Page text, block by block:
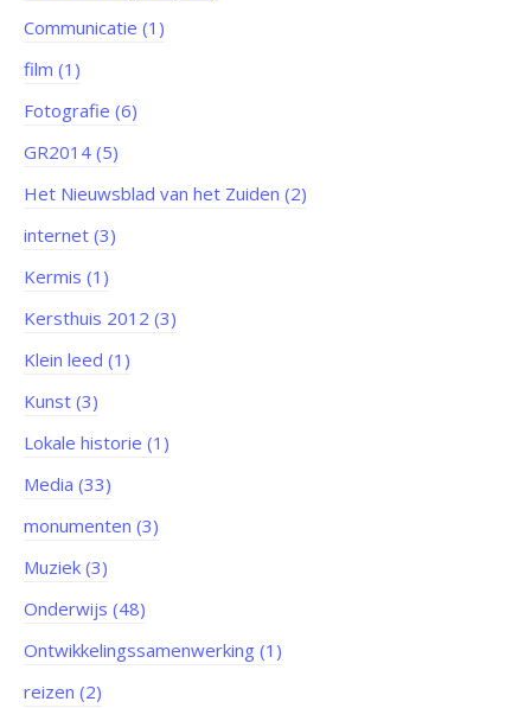
Communicatie (1)
film (1)
Fotografie (6)
GR2014 (5)
Het Nieuwsblad van het Zuiden (2)
internet (3)
Kermis (1)
Kersthuis 2012 (3)
Klein leed (1)
Kunst (3)
Lokale historie (1)
Media (33)
monumenten (3)
Muziek (3)
Onderwijs (48)
Ontwikkelingssamenwerking (1)
reizen (2)